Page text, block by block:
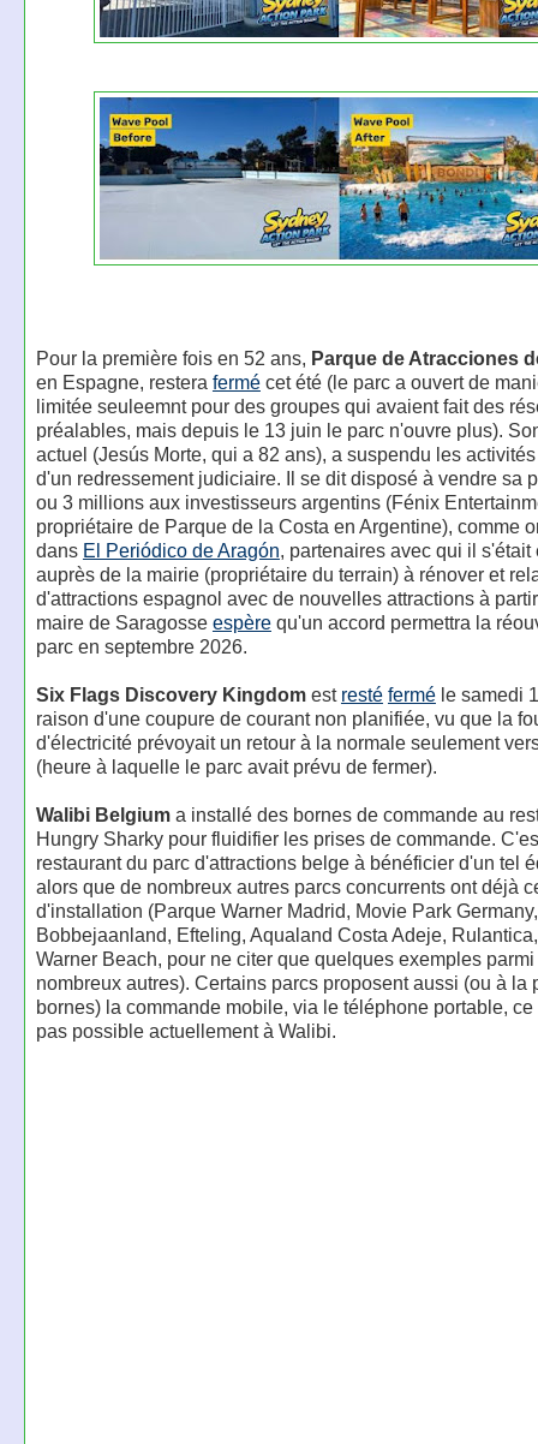
Pour la première fois en 52 ans, Parque de Atracciones
en Espagne, restera fermécet été (le parc a ouvert de
limitée seuleemnt pour des groupes qui avaient fait des
préalables, mais depuis le 13 juin le parc n'ouvre plus).
actuel (Jesús Morte, qui a 82 ans), a suspendu les
d'un redressement judiciaire. Il se dit disposé à vendre sa
ou 3 millions aux investisseurs argentins (Fénix
propriétaire de Parque de la Costa en Argentine), comme
dans El Periódico de Aragón , partenaires avec qui il
auprès de la mairie (propriétaire du terrain) à rénover et
d'attractions espagnol avec de nouvelles attractions à
maire de Saragosse espèrequ'un accord permettra la
parc en septembre 2026.
Six Flags Discovery Kingdomest resté ferméle samedi
raison d'une coupure de courant non planifiée, vu que la
d'électricité prévoyait un retour à la normale seulement
(heure à laquelle le parc avait prévu de fermer).
Walibi Belgiuma installé des bornes de commande au
Hungry Sharky pour fluidifier les prises de commande.
restaurant du parc d'attractions belge à bénéficier d'un tel
alors que de nombreux autres parcs concurrents ont déjà
d'installation (Parque Warner Madrid, Movie Park Germany,
Bobbejaanland, Efteling, Aqualand Costa Adeje,
Warner Beach, pour ne citer que quelques exemples
nombreux autres). Certains parcs proposent aussi (ou à la
bornes) la commande mobile, via le téléphone portable, ce
pas possible actuellement à Walibi.